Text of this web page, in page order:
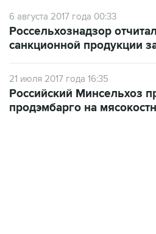
6 августа 2017 года 00:33
Россельхознадзор
санкционной продукции
21 июля 2017 года 16:35
Российский Минсельхоз
продэмбарго на